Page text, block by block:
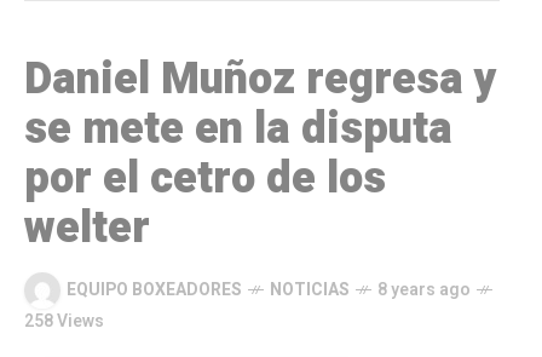
Daniel Muñoz regresa y
se mete en la disputa
por el cetro de los
welter
EQUIPO BOXEADORES NOTICIAS
8 years ago
258 Views